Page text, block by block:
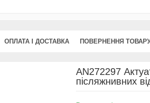
ОПЛАТА І ДОСТАВКА ПОВЕРНЕННЯ
AN272297
післяжнивних